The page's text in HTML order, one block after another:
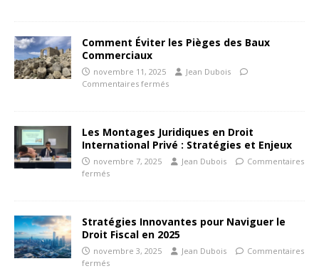
Comment Éviter les Pièges des Baux
Commerciaux
novembre 11, 2025
Jean Dubois
Commentaires fermés
Les Montages Juridiques en Droit
International Privé : Stratégies et Enjeux
novembre 7, 2025 Jean Dubois
Commentaires
fermés
Stratégies Innovantes pour Naviguer le
Droit Fiscal en 2025
novembre 3, 2025 Jean Dubois
Commentaires
fermés